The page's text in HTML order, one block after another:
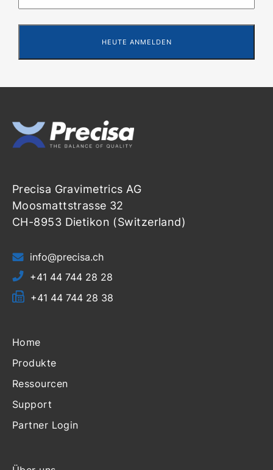
Precisa Gravimetrics AG
Moosmattstrasse 32
CH-8953 Dietikon (Switzerland)
info@precisa.ch
+41 44 744 28 28
+41 44 744 28 38
Home
Produkte
Ressourcen
Support
Partner Login